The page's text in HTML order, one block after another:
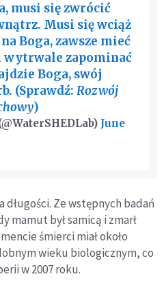
musi się zwrócić
Musi się wciąż
Boga, zawsze mieć
wytrwale zapominać
Boga, swój
(Sprawdź: Rozwój
)
June
długości. Ze wstępnych badań
mamut był samicą i zmarł
śmierci miał około
wieku biologicznym, co
w 2007 roku.